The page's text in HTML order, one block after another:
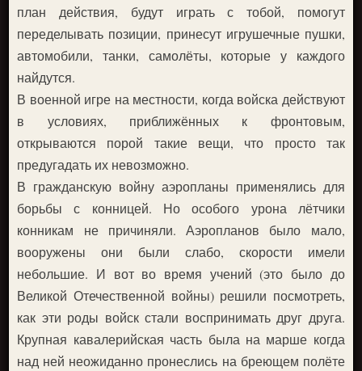
план действия, будут играть с тобой, помогут
переделывать позиции, принесут игрушечные пушки,
автомобили, танки, самолёты, которые у каждого
найдутся.
В военной игре на местности, когда войска действуют
в условиях, приближённых к фронтовым,
открываются порой такие вещи, что просто так
предугадать их невозможно.
В гражданскую войну аэропланы применялись для
борьбы с конницей. Но особого урона лётчики
конникам не причиняли. Аэропланов было мало,
вооружены они были слабо, скорости имели
небольшие. И вот во время учений (это было до
Великой Отечественной войны) решили посмотреть,
как эти роды войск стали воспринимать друг друга.
Крупная кавалерийская часть была на марше когда
над ней неожиданно пронеслись на бреющем полёте